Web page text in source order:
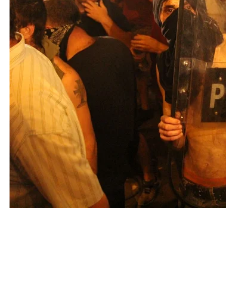
Некоторые политики назвали это
сказал, что это «самое большое